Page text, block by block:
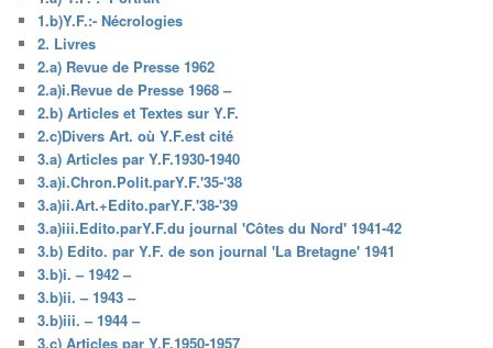
1.b)Y.F.:- Nécrologies
2. Livres
2.a) Revue de Presse 1962
2.a)i.Revue de Presse 1968 –
2.b) Articles et Textes sur Y.F.
2.c)Divers Art. où Y.F.est cité
3.a) Articles par Y.F.1930-1940
3.a)i.Chron.Polit.parY.F.'35-'38
3.a)ii.Art.+Edito.parY.F.'38-'39
3.a)iii.Edito.parY.F.du journal 'Côtes du Nord' 1941-42
3.b) Edito. par Y.F. de son journal 'La Bretagne' 1941
3.b)i. – 1942 –
3.b)ii. – 1943 –
3.b)iii. – 1944 –
3.c) Articles par Y.F.1950-1957